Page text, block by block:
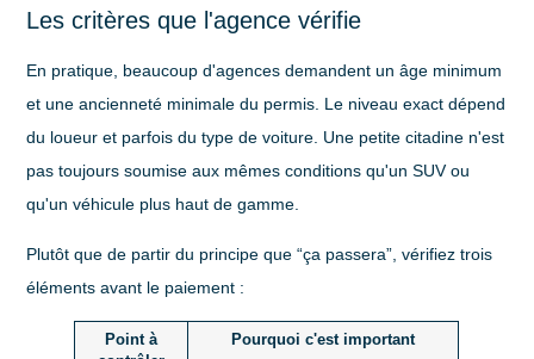
Les critères que l'agence vérifie
En pratique, beaucoup d'agences demandent unâge minimum
et uneancienneté minimale du permis . Le niveau exact dépend
du loueur et parfois du type de voiture. Une petite citadine n'est
pas toujours soumise aux mêmes conditions qu'un SUV ou
qu'un véhicule plus haut de gamme.
Plutôt que de partir du principe que “ça passera”, vérifiez trois
éléments avant le paiement :
Point à
Pourquoi c'est important